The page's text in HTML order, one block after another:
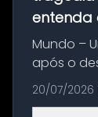
entenda
Mundo –
após o
as
Mundo
20/07/2026